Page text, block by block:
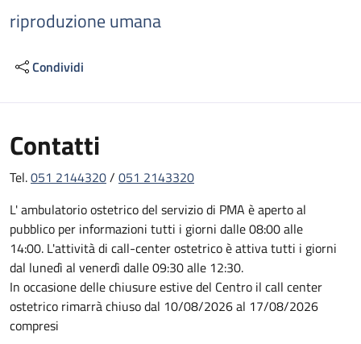
riproduzione umana
Condividi
Contatti
Tel.051 2144320/ 051 2143320
L' ambulatorio ostetrico del servizio di PMA è aperto al
pubblico per informazioni tutti i giorni dalle 08:00 alle
14:00. L'attività di call-center ostetrico è attiva tutti i giorni
dal lunedì al venerdì dalle 09:30 alle 12:30.
In occasione delle chiusure estive del Centro il call center
ostetrico rimarrà chiuso dal 10/08/2026 al 17/08/2026
compresi